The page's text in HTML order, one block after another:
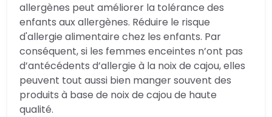
allergènes peut améliorer la tolérance des
enfants aux allergènes. Réduire le risque
d'allergie alimentaire chez les enfants. Par
conséquent, si les femmes enceintes n’ont pas
d’antécédents d’allergie à la noix de cajou, elles
peuvent tout aussi bien manger souvent des
produits à base de noix de cajou de haute
qualité.